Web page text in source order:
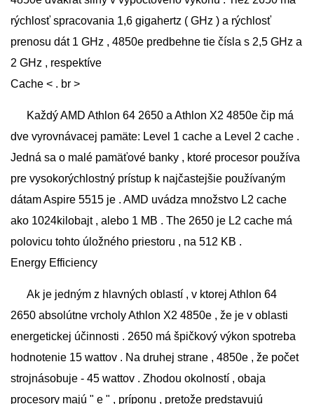
rýchlosť spracovania 1,6 gigahertz ( GHz ) a rýchlosť
prenosu dát 1 GHz , 4850e predbehne tie čísla s 2,5 GHz a
2 GHz , respektíve
Cache < . br >
Každý AMD Athlon 64 2650 a Athlon X2 4850e čip má
dve vyrovnávacej pamäte: Level 1 cache a Level 2 cache .
Jedná sa o malé pamäťové banky , ktoré procesor používa
pre vysokorýchlostný prístup k najčastejšie používaným
dátam Aspire 5515 je . AMD uvádza množstvo L2 cache
ako 1024kilobajt , alebo 1 MB . The 2650 je L2 cache má
polovicu tohto úložného priestoru , na 512 KB .
Energy Efficiency
Ak je jedným z hlavných oblastí , v ktorej Athlon 64
2650 absolútne vrcholy Athlon X2 4850e , že je v oblasti
energetickej účinnosti . 2650 má špičkový výkon spotreba
hodnotenie 15 wattov . Na druhej strane , 4850e , že počet
strojnásobuje - 45 wattov . Zhodou okolností , obaja
procesory majú " e " , príponu , pretože predstavujú